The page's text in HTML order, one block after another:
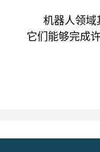
机器人领域
它们能够完成